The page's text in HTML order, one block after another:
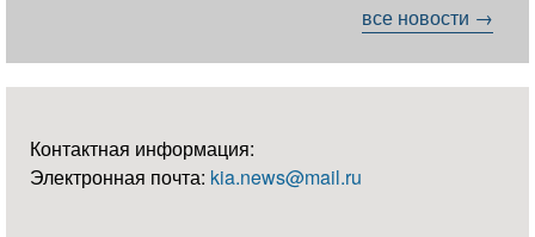
все новости →
Контактная информация:
Электронная почта: kia.news@mail.ru